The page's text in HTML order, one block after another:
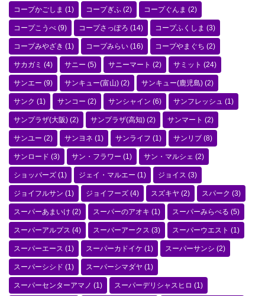
コープかごしま (1) コープぎふ (2) コープぐんま (2)
コープこうべ (9) コープさっぽろ (14) コープふくしま (3)
コープみやざき (1) コープみらい (16) コープやまぐち (2)
サカガミ (4) サニー (5) サニーマート (2) サミット (24)
サンエー (9) サンキュー(富山) (2) サンキュー(鹿児島) (2)
サンク (1) サンコー (2) サンシャイン (6) サンフレッシュ (1)
サンプラザ(大阪) (2) サンプラザ(高知) (2) サンマート (2)
サンユー (2) サンヨネ (1) サンライフ (1) サンリブ (8)
サンロード (3) サン・フラワー (1) サン・マルシェ (2)
ショッパーズ (1) ジェイ・マルエー (1) ジョイス (3)
ジョイフルサン (1) ジョイフーズ (4) スズキヤ (2) スパーク (3)
スーパーあまいけ (2) スーパーのアオキ (1) スーパーみらべる (5)
スーパーアルプス (4) スーパーアークス (3) スーパーウエスト (1)
スーパーエース (1) スーパーカドイケ (1) スーパーサンシ (2)
スーパーシシド (1) スーパーシマダヤ (1)
スーパーセンターアマノ (1) スーパーデリシャスヒロ (1)